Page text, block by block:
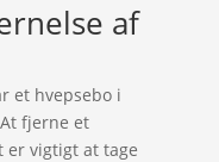
af
et hvepsebo i
fjerne et
er vigtigt at tage